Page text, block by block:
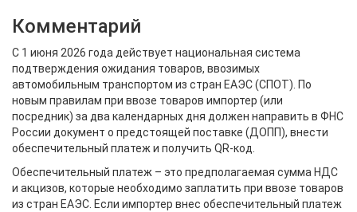
Комментарий
С 1 июня 2026 года действует национальная система
подтверждения ожидания товаров, ввозимых
автомобильным транспортом из стран ЕАЭС (СПОТ). По
новым правилам при ввозе товаров импортер (или
посредник) за два календарных дня должен направить в ФНС
России документ о предстоящей поставке (ДОПП), внести
обеспечительный платеж и получить QR-код.
Обеспечительный платеж – это предполагаемая сумма НДС
и акцизов, которые необходимо заплатить при ввозе товаров
из стран ЕАЭС. Если импортер внес обеспечительный платеж